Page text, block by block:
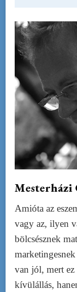
Mesterházi
Amióta az
vagy az, ilyen
bölcsésznek
van jól, mert
kívülállás,